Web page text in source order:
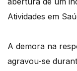
Atividades em
A demora na
agravou-se